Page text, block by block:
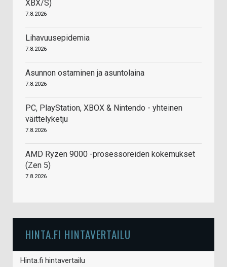
XBX/S)
7.8.2026
Lihavuusepidemia
7.8.2026
Asunnon ostaminen ja asuntolaina
7.8.2026
PC, PlayStation, XBOX & Nintendo - yhteinen
väittelyketju
7.8.2026
AMD Ryzen 9000 -prosessoreiden kokemukset
(Zen 5)
7.8.2026
HINTA.FI HINTAVERTAILU
Hinta.fi hintavertailu